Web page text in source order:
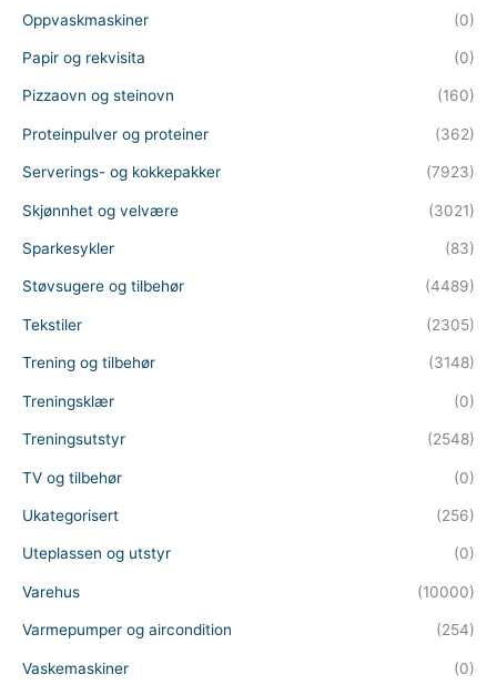
Oppvaskmaskiner (0)
Papir og rekvisita (0)
Pizzaovn og steinovn (160)
Proteinpulver og proteiner (362)
Serverings- og kokkepakker (7923)
Skjønnhet og velvære (3021)
Sparkesykler (83)
Støvsugere og tilbehør (4489)
Tekstiler (2305)
Trening og tilbehør (3148)
Treningsklær (0)
Treningsutstyr (2548)
TV og tilbehør (0)
Ukategorisert (256)
Uteplassen og utstyr (0)
Varehus (10000)
Varmepumper og aircondition (254)
Vaskemaskiner (0)